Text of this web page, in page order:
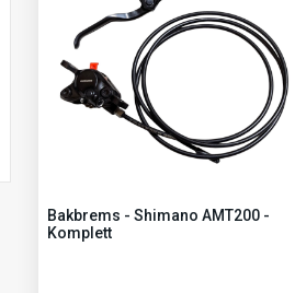
Bakbrems - Shimano AMT200 -
Komplett